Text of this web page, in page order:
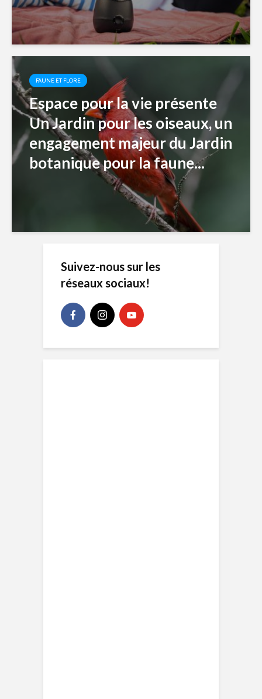
FAUNE ET FLORE
Espace pour la vie présente
Un Jardin pour les oiseaux, un
engagement majeur du Jardin
botanique pour la faune...
Suivez-nous sur les
réseaux sociaux!